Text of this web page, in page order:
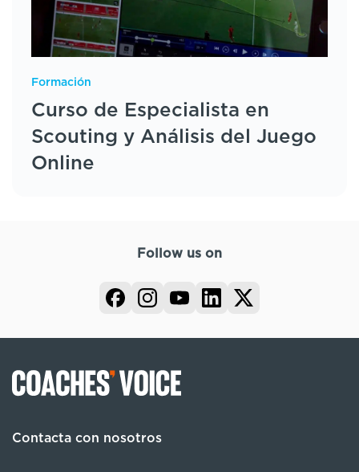
Formación
Curso de Especialista en
Scouting y Análisis del Juego
Online
Follow us on
Contacta con nosotros